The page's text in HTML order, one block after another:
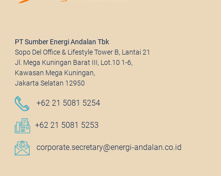
PT Sumber Energi Andalan Tbk
Sopo Del Office & Lifestyle Tower B, Lantai 21
Jl. Mega Kuningan Barat III, Lot.10 1-6,
Kawasan Mega Kuningan,
Jakarta Selatan 12950
+62 21 5081 5254
+62 21 5081 5253
corporate.secretary@energi-andalan.co.id